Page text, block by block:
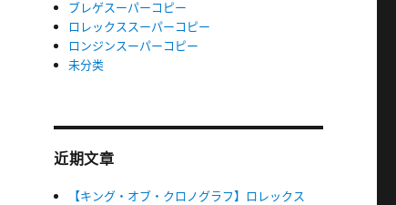
ブレゲスーパーコピー
ロレックススーパーコピー
ロンジンスーパーコピー
未分类
近期文章
【キング・オブ・クロノグラフ】ロレックス